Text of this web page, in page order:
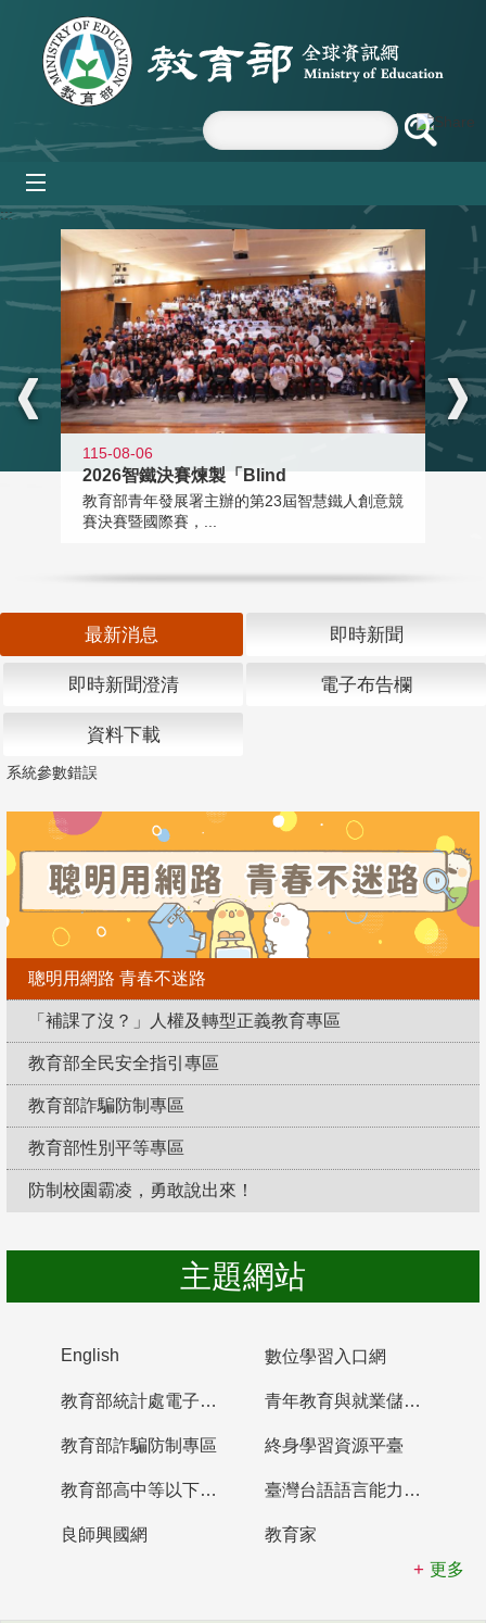
跳到主要內容區塊
:::
115-08-06
2026智鐵決賽煉製「Blind
教育部青年發展署主辦的第23屆智慧鐵人創意競
賽決賽暨國際賽，...
最新消息 即時新聞
即時新聞澄清 電子布告欄
資料下載
系統參數錯誤
聰明用網路 青春不迷路
「補課了沒？」人權及轉型正義教育專區
教育部全民安全指引專區
教育部詐騙防制專區
教育部性別平等專區
防制校園霸凌，勇敢說出來！
主題網站
English 數位學習入口網
教育部統計處電子書櫃 青年教育與就業儲蓄帳戶
教育部詐騙防制專區 終身學習資源平臺
教育部高中等以下學校及幼兒園教師資格檢定考試 臺灣台語語言能力認證網站
良師興國網
教育家
更多